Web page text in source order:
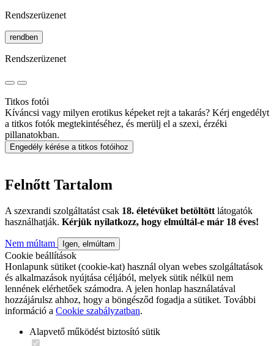
Rendszerüzenet
rendben
Rendszerüzenet
Titkos fotói
Kíváncsi vagy milyen erotikus képeket rejt a takarás? Kérj engedélyt
a titkos fotók megtekintéséhez, és merülj el a szexi, érzéki
pillanatokban.
Engedély kérése a titkos fotóihoz
Felnőtt Tartalom
A szexrandi szolgáltatást csak 18. életévüket betöltött látogatók
használhatják. Kérjük nyilatkozz, hogy elmúltál-e már 18 éves!
Nem múltam Igen, elmúltam
Cookie beállítások
Honlapunk sütiket (cookie-kat) használ olyan webes szolgáltatások
és alkalmazások nyújtása céljából, melyek sütik nélkül nem
lennének elérhetőek számodra. A jelen honlap használatával
hozzájárulsz ahhoz, hogy a böngésződ fogadja a sütiket. További
információ a Cookie szabályzatban.
Alapvető működést biztosító sütik